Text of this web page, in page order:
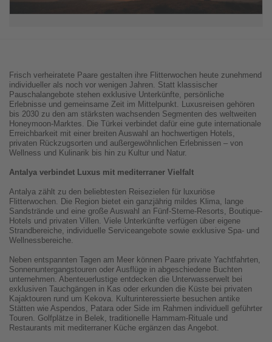
Frisch verheiratete Paare gestalten ihre Flitterwochen heute zunehmend
individueller als noch vor wenigen Jahren. Statt klassischer
Pauschalangebote stehen exklusive Unterkünfte, persönliche
Erlebnisse und gemeinsame Zeit im Mittelpunkt. Luxusreisen gehören
bis 2030 zu den am stärksten wachsenden Segmenten des weltweiten
Honeymoon-Marktes. Die Türkei verbindet dafür eine gute internationale
Erreichbarkeit mit einer breiten Auswahl an hochwertigen Hotels,
privaten Rückzugsorten und außergewöhnlichen Erlebnissen – von
Wellness und Kulinarik bis hin zu Kultur und Natur.
Antalya verbindet Luxus mit mediterraner Vielfalt
Antalya zählt zu den beliebtesten Reisezielen für luxuriöse
Flitterwochen. Die Region bietet ein ganzjährig mildes Klima, lange
Sandstrände und eine große Auswahl an Fünf-Sterne-Resorts, Boutique-
Hotels und privaten Villen. Viele Unterkünfte verfügen über eigene
Strandbereiche, individuelle Serviceangebote sowie exklusive Spa- und
Wellnessbereiche.
Neben entspannten Tagen am Meer können Paare private Yachtfahrten,
Sonnenuntergangstouren oder Ausflüge in abgeschiedene Buchten
unternehmen. Abenteuerlustige entdecken die Unterwasserwelt bei
exklusiven Tauchgängen in Kas oder erkunden die Küste bei privaten
Kajaktouren rund um Kekova. Kulturinteressierte besuchen antike
Stätten wie Aspendos, Patara oder Side im Rahmen individuell geführter
Touren. Golfplätze in Belek, traditionelle Hammam-Rituale und
Restaurants mit mediterraner Küche ergänzen das Angebot.